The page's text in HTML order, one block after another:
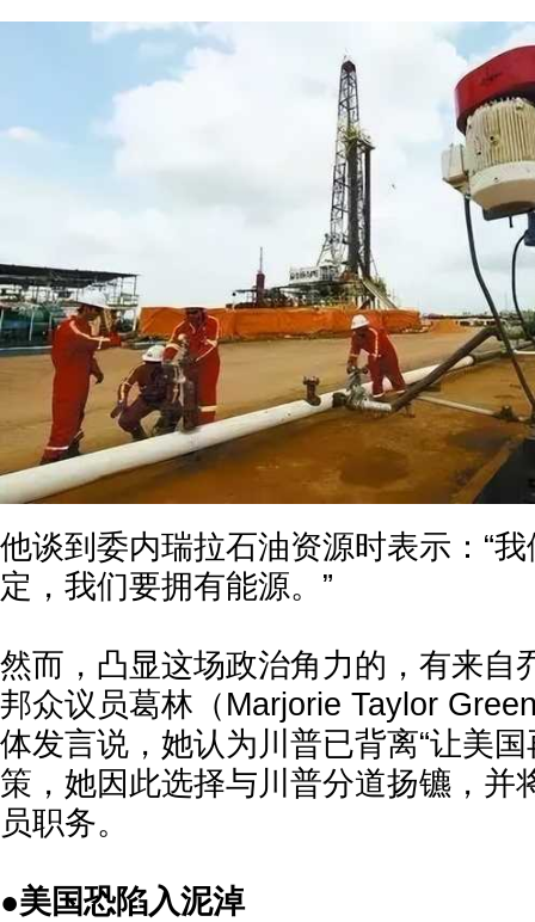
他谈到委内瑞拉石油资源时表示：“
定，我们要拥有能源。”
然而，凸显这场政治角力的，有来自
邦众议员葛林（Marjorie Taylor
体发言说，她认为川普已背离“让美
策，她因此选择与川普分道扬镳，并
员职务。
●美国恐陷入泥淖